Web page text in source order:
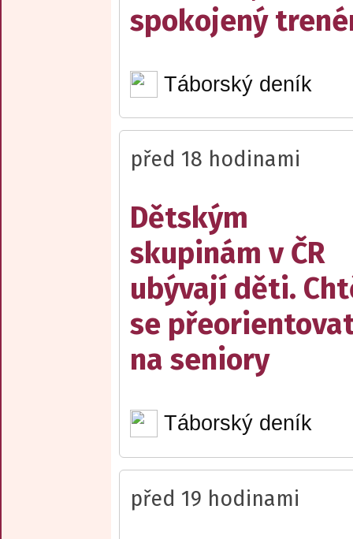
spokojený
Táborský deník
před 18 hodinami
Dětským
skupinám v ČR
ubývají děti.
se
na seniory
Táborský deník
před 19 hodinami